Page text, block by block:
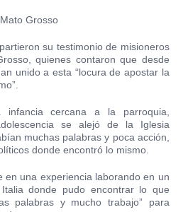
Grosso
su testimonio de misioneros
quienes contaron que desde
unido a esta “locura de apostar la
cercana a la parroquia,
se alejó de la Iglesia
muchas palabras y poca acción,
donde encontró lo mismo.
en una experiencia laborando en un
donde pudo encontrar lo que
palabras y mucho trabajo” para